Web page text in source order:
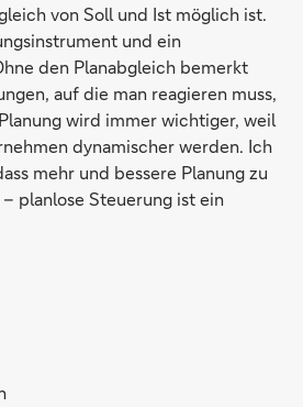
von Soll und Ist möglich ist.
und ein
den Planabgleich bemerkt
auf die man reagieren muss,
wird immer wichtiger, weil
dynamischer werden. Ich
mehr und bessere Planung zu
planlose Steuerung ist ein